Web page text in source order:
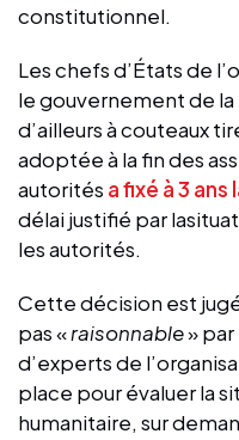
constitutionnel.
Les chefs d’États de
le gouvernement de
d’ailleurs à couteaux
adoptée à la fin des
autorités a fixé à 3
délai justifié par
les autorités.
Cette décision est
pas «raisonnable»
d’experts de
place pour évaluer la
humanitaire, sur